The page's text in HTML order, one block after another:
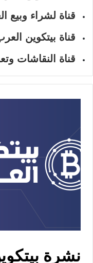
قناة لشراء وبيع
قناة بيتكوين
قناة النقاشات